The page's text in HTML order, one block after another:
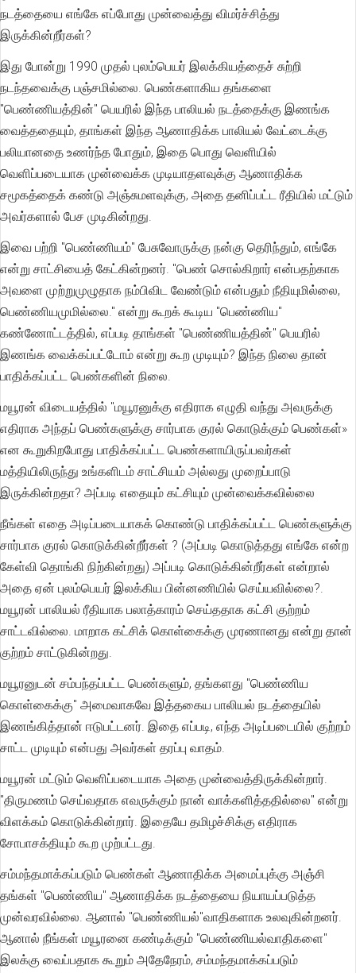
நடத்தையை எங்கே எப்போது முன்வைத்து விமர்ச்சித்து
இருக்கின்றீர்கள்?
இது போன்று 1990 முதல் புலம்பெயர் இலக்கியத்தைச் சுற்றி
நடந்தவைக்கு பஞ்சமில்லை. பெண்களாகிய தங்களை
"பெண்ணியத்தின்" பெயரில் இந்த பாலியல் நடத்தைக்கு இணங்க
வைத்ததையும், தாங்கள் இந்த ஆணாதிக்க பாலியல் வேட்டைக்கு
பலியானதை உணர்ந்த போதும், இதை பொது வெளியில்
வெளிப்படையாக முன்வைக்க முடியாதளவுக்கு ஆணாதிக்க
சமூகத்தைக் கண்டு அஞ்சுமளவுக்கு, அதை தனிப்பட்ட ரீதியில் மட்டும்
அவர்களால் பேச முடிகின்றது.
இவை பற்றி "பெண்ணியம்" பேசுவோருக்கு நன்கு தெரிந்தும், எங்கே
என்று சாட்சியைத் கேட்கின்றனர். "பெண் சொல்கிறார் என்பதற்காக
அவளை முற்றுமுழுதாக நம்பிவிட வேண்டும் என்பதும் நீதியுமில்லை,
பெண்ணியமுமில்லை." என்று கூறக் கூடிய "பெண்ணிய"
கண்ணோட்டத்தில், எப்படி தாங்கள் "பெண்ணியத்தின்" பெயரில்
இணங்க வைக்கப்பட்டோம் என்று கூற முடியும்? இந்த நிலை தான்
பாதிக்கப்பட்ட பெண்களின் நிலை.
மயூரன் விடையத்தில் "மயூரனுக்கு எதிராக எழுதி வந்து அவருக்கு
எதிராக அந்தப் பெண்களுக்கு சார்பாக குரல் கொடுக்கும் பெண்கள்»
என கூறுகிறபோது பாதிக்கப்பட்ட பெண்களாயிருப்பவர்கள்
மத்தியிலிருந்து உங்களிடம் சாட்சியம் அல்லது முறைப்பாடு
இருக்கின்றதா? அப்படி எதையும் கட்சியும் முன்வைக்கவில்லை
நீங்கள் எதை அடிப்படையாகக் கொண்டு பாதிக்கப்பட்ட பெண்களுக்கு
சார்பாக குரல் கொடுக்கின்றீர்கள் ? (அப்படி கொடுத்தது எங்கே என்ற
கேள்வி தொங்கி நிற்கின்றது) அப்படி கொடுக்கின்றீர்கள் என்றால்
அதை ஏன் புலம்பெயர் இலக்கிய பின்னணியில் செய்யவில்லை?.
மயூரன் பாலியல் ரீதியாக பலாத்காரம் செய்ததாக கட்சி குற்றம்
சாட்டவில்லை. மாறாக கட்சிக் கொள்கைக்கு முரணானது என்று தான்
குற்றம் சாட்டுகின்றது.
மயூரனுடன் சம்பந்தப்பட்ட பெண்களும், தங்களது "பெண்ணிய
கொள்கைக்கு" அமைவாகவே இத்தகைய பாலியல் நடத்தையில்
இணங்கித்தான் ஈடுபட்டனர். இதை எப்படி, எந்த அடிப்படையில் குற்றம்
சாட்ட முடியும் என்பது அவர்கள் தரப்பு வாதம்.
மயூரன் மட்டும் வெளிப்படையாக அதை முன்வைத்திருக்கின்றார்.
"திருமணம் செய்வதாக எவருக்கும் நான் வாக்களித்ததில்லை" என்று
விளக்கம் கொடுக்கின்றார். இதையே தமிழச்சிக்கு எதிராக
சோபாசக்தியும் கூற முற்பட்டது.
சம்மந்தமாக்கப்படும் பெண்கள் ஆணாதிக்க அமைப்புக்கு அஞ்சி
தங்கள் "பெண்ணிய" ஆணாதிக்க நடத்தையை நியாயப்படுத்த
முன்வரவில்லை. ஆனால் "பெண்ணியல்"வாதிகளாக உலவுகின்றனர்.
ஆனால் நீங்கள் மயூரனை கண்டிக்கும் "பெண்ணியல்வாதிகளை"
இலக்கு வைப்பதாக கூறும் அதேநேரம், சம்மந்தமாக்கப்படும்